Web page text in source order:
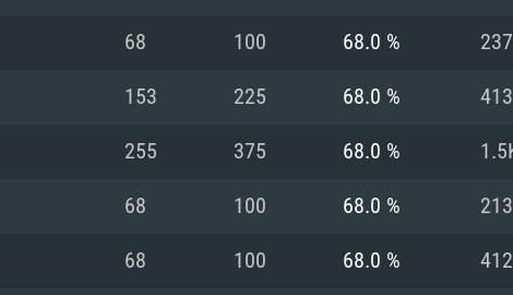
시스템 요구사
68 100 68.0 % 237
153 225 68.0 % 413
255 375 68.0 %
68 100 68.0 % 213
68 100 68.0 % 412